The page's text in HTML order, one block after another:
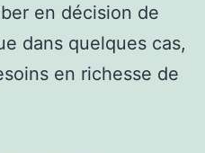
en décision de
dans quelques cas,
en richesse de